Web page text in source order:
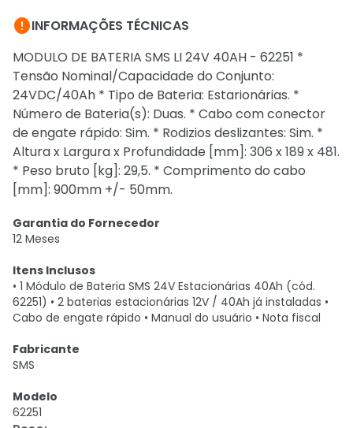
INFORMAÇÕES TÉCNICAS
MODULO DE BATERIA SMS LI 24V 40AH - 62251 *
Tensão Nominal/Capacidade do Conjunto:
24VDC/40Ah * Tipo de Bateria: Estarionárias. *
Número de Bateria(s): Duas. * Cabo com conector
de engate rápido: Sim. * Rodizios deslizantes: Sim. *
Altura x Largura x Profundidade [mm]: 306 x 189 x 481.
* Peso bruto [kg]: 29,5. * Comprimento do cabo
[mm]: 900mm +/- 50mm.
Garantia do Fornecedor
12 Meses
Itens Inclusos
• 1 Módulo de Bateria SMS 24V Estacionárias 40Ah (cód.
62251) • 2 baterias estacionárias 12V / 40Ah já instaladas •
Cabo de engate rápido • Manual do usuário • Nota fiscal
Fabricante
SMS
Modelo
62251